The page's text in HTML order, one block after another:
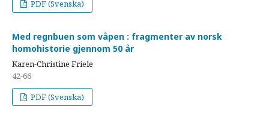
PDF (Svenska)
Med regnbuen som våpen : fragmenter av norsk
homohistorie gjennom 50 år
Karen-Christine Friele
42-66
PDF (Svenska)